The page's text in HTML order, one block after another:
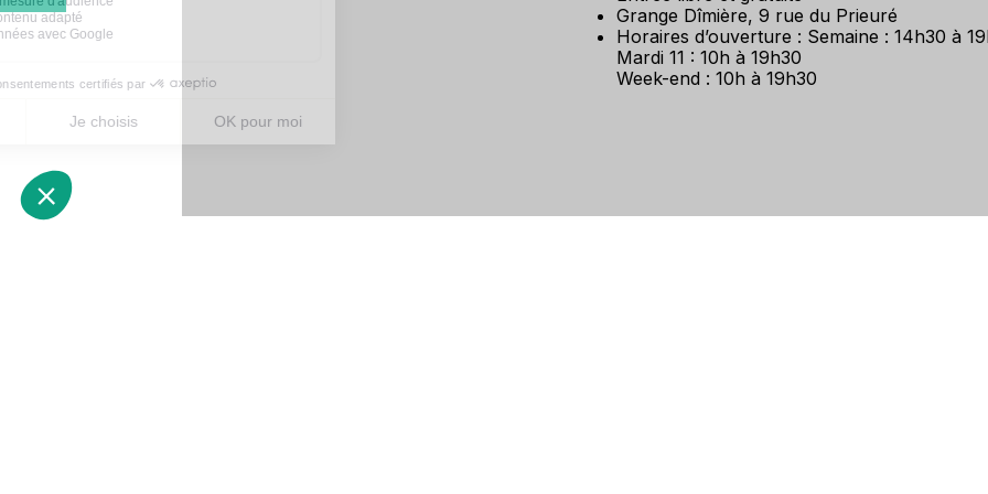
Grange Dîmière, 9 rue du Prieuré
Horaires d’ouverture : Semaine : 14h30 à
Mardi 11 : 10h à 19h30
Week-end : 10h à 19h30